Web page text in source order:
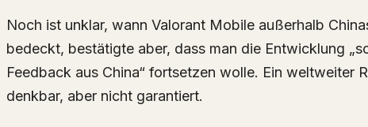
Noch ist unklar, wann Valorant Mobile außerhalb Chinas erscheint. Riot Games hält sich
bedeckt, bestätigte aber, dass man die Entwicklung
Feedback aus China“ fortsetzen wolle. Ein weltweiter
denkbar, aber nicht garantiert.